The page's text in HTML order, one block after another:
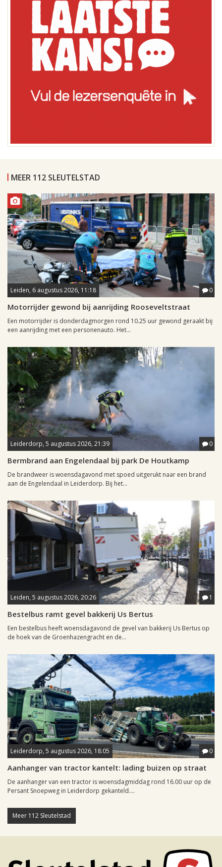
MEER 112 SLEUTELSTAD
Leiden, 6 augustus 2026, 11:18 0
Motorrijder gewond bij aanrijding Rooseveltstraat
Een motorrijder is donderdagmorgen rond 10.25 uur gewond geraakt bij
een aanrijding met een personenauto. Het...
Leiderdorp, 5 augustus 2026, 21:39 0
Bermbrand aan Engelendaal bij park De Houtkamp
De brandweer is woensdagavond met spoed uitgerukt naar een brand
aan de Engelendaal in Leiderdorp. Bij het...
Leiden, 5 augustus 2026, 20:26 1
Bestelbus ramt gevel bakkerij Us Bertus
Een bestelbus heeft woensdagavond de gevel van bakkerij Us Bertus op
de hoek van de Groenhazengracht en de...
Leiderdorp, 5 augustus 2026, 18:05 0
Aanhanger van tractor kantelt: lading buizen op straat
De aanhanger van een tractor is woensdagmiddag rond 16.00 uur op de
Persant Snoepweg in Leiderdorp gekanteld....
Meer 112 Sleutelstad